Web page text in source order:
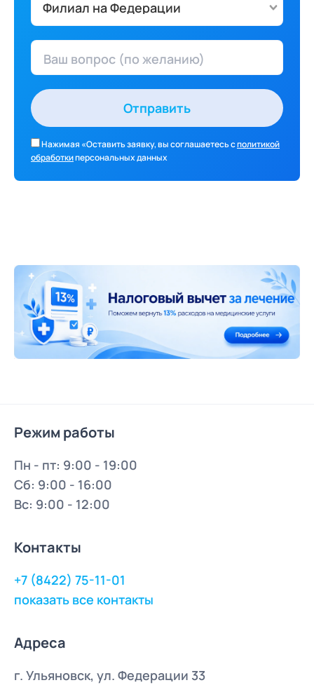
Филиал на Федерации
Ваш вопрос (по желанию)
Отправить
Нажимая «Оставить заявку, вы соглашаетесь сполитикой
обработкиперсональных данных
Режим работы
Пн - пт: 9:00 - 19:00
Сб: 9:00 - 16:00
Вс: 9:00 - 12:00
Контакты
+7 (8422) 75-11-01
показать все контакты
Адреса
г. Ульяновск, ул. Федерации 33